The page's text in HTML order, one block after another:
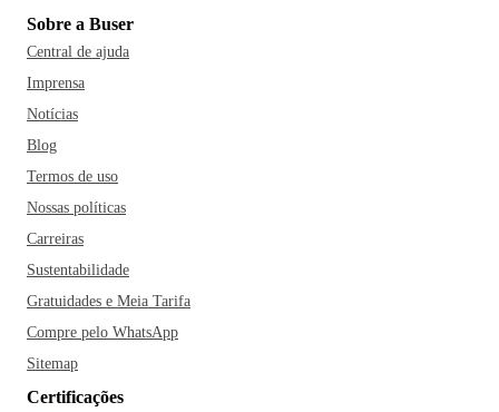
Sobre a Buser
Central de ajuda
Imprensa
Notícias
Blog
Termos de uso
Nossas políticas
Carreiras
Sustentabilidade
Gratuidades e Meia Tarifa
Compre pelo WhatsApp
Sitemap
Certificações